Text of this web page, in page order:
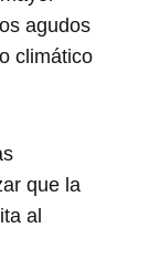
agudos
climático
que la
al